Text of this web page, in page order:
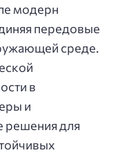
модерн
передовые
среде.
в
и
решения для